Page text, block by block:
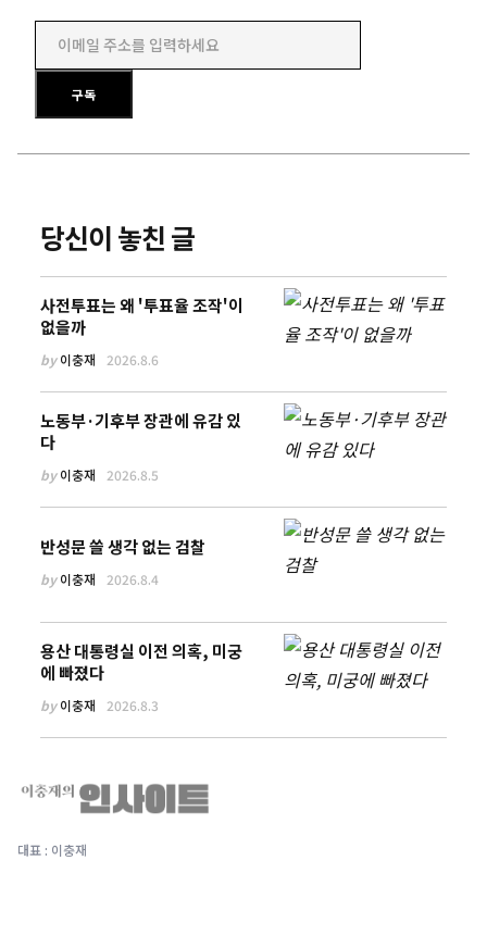
이메일 주소를 입력하세요
구독
당신이 놓친 글
사전투표는 왜 '투표율 조작'이
없을까
by이충재 2026.8.6
노동부·기후부 장관에 유감 있
다
by이충재 2026.8.5
반성문 쓸 생각 없는 검찰
by이충재 2026.8.4
용산 대통령실 이전 의혹, 미궁
에 빠졌다
by이충재 2026.8.3
대표 : 이충재